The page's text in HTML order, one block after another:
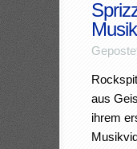
aus
ihrem